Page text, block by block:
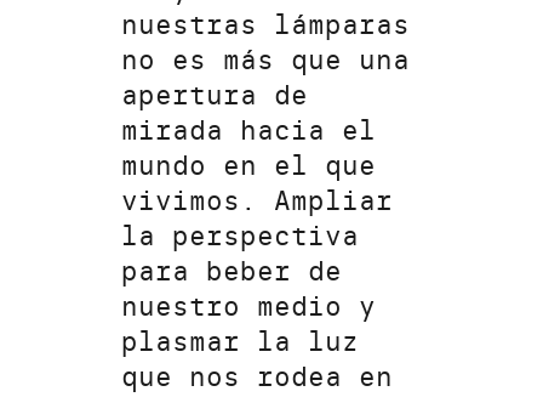
nuestras lámparas
no es más que una
apertura de
mirada hacia el
mundo en el que
vivimos. Ampliar
la perspectiva
para beber de
nuestro medio y
plasmar la luz
que nos rodea en